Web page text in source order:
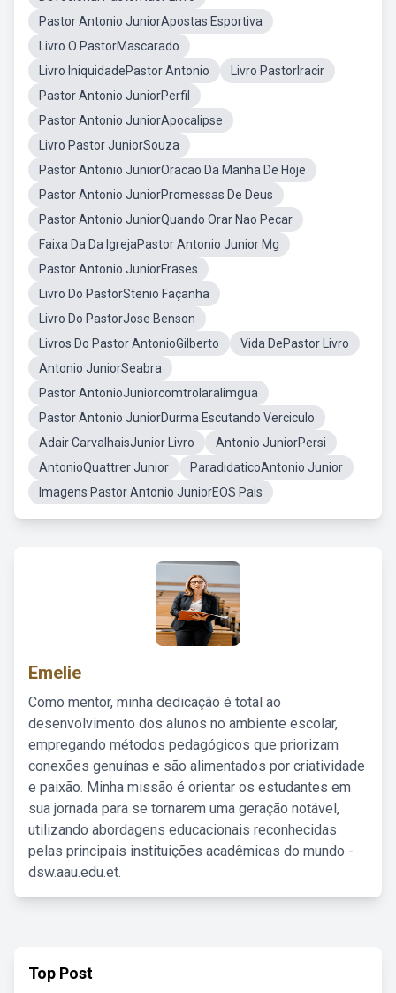
Pastor Antonio JuniorApostas Esportiva
Livro O PastorMascarado
Livro IniquidadePastor Antonio
Livro PastorIracir
Pastor Antonio JuniorPerfil
Pastor Antonio JuniorApocalipse
Livro Pastor JuniorSouza
Pastor Antonio JuniorOracao Da Manha De Hoje
Pastor Antonio JuniorPromessas De Deus
Pastor Antonio JuniorQuando Orar Nao Pecar
Faixa Da Da IgrejaPastor Antonio Junior Mg
Pastor Antonio JuniorFrases
Livro Do PastorStenio Façanha
Livro Do PastorJose Benson
Livros Do Pastor AntonioGilberto
Vida DePastor Livro
Antonio JuniorSeabra
Pastor AntonioJuniorcomtrolaralimgua
Pastor Antonio JuniorDurma Escutando Verciculo
Adair CarvalhaisJunior Livro
Antonio JuniorPersi
AntonioQuattrer Junior
ParadidaticoAntonio Junior
Imagens Pastor Antonio JuniorEOS Pais
Emelie
Como mentor, minha dedicação é total ao
desenvolvimento dos alunos no ambiente escolar,
empregando métodos pedagógicos que priorizam
conexões genuínas e são alimentados por criatividade
e paixão. Minha missão é orientar os estudantes em
sua jornada para se tornarem uma geração notável,
utilizando abordagens educacionais reconhecidas
pelas principais instituições acadêmicas do mundo -
dsw.aau.edu.et.
Top Post